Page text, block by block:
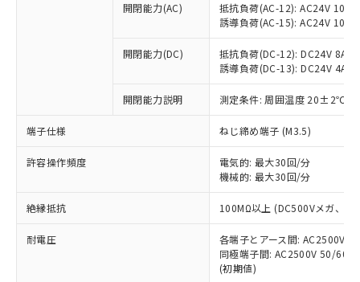
開閉能力(AC)
抵抗負荷(AC-12): AC24V 10A/
誘導負荷(AC-15): AC24V
開閉能力(DC)
抵抗負荷(DC-12): DC24V 8A/
誘導負荷(DC-13): DC24V 4A/
開閉能力説明 測定条件: 周囲温度 20±2℃、
端子仕様 ねじ締め端子 (M3.5)
許容操作頻度
電気的: 最大30回/分
機械的: 最大30回/分
絶縁抵抗 100MΩ以上 (DC500Vメガ、点
耐電圧
各端子とアース間: AC2500V
同極端子間: AC2500V 50/
(初期値)
以下の条件をお読みいただき、同意のうえ
ご利用ください。
本サービスは、当社制御機器事業取扱
商品の当社在庫状況および標準価格
(税抜)を提供させていただくもので
当社制御機器事業取扱商品の中には、
本サービスの対象外となる商品もある
ことをご了承ください。
在庫状況および標準価格照会結果は、
記載している更新日時点での社内デー
タに基づき作成されるものであり、閲
覧された時点での実際の在庫および標
準価格とは異なる場合があることをご
対応予定なし：EU RoHS指令（10物質）の
非含有に非対応の商品で、対応品を出す予
定はありません。
調査・確認中：EU RoHS指令（10物質）の
非含有の対応状況を調査中または確認中の
非該当品：ライセンス料など無形物で、有
害物質有無と関係のない商品です。
仕入先様の事情により、非含有部品として
いたものが、含有品と判明した場合などや
むを得ず変更することがあります。
六価クロム(Cr(Ⅵ)) 1000ppm以下、ポリ臭化ビフェニル
類(PBB) 1000ppm以下、ポリ臭化ジフェニルエーテル類
「○」：最大均質材料含有率が中国RoHSの
基準値以下であることを示します。
「×」：最大均質材料含有率が中国RoHSの
基準値を超えていることを示します。
「－」：未確認です。当社販売部門へお問
*中国RoHS10物質の基準値 (GB/T26572)：
Pb(鉛) :1000ppm、 Hg(水銀) : 1000ppm、 Cd(カドミウ
Cr(Ⅵ)(六価クロム) : 1000ppm、 PBBs(ポリ臭化ビフェ
当社は、これら貴社製品のうち、外国
為替および外国貿易法に定める商品
（以下｢規制貨物等」という）を輸出
または国外への提供する場合は、日本
国政府の輸出許可(または役務取引許
可)を取得するなどの必要な手続きを